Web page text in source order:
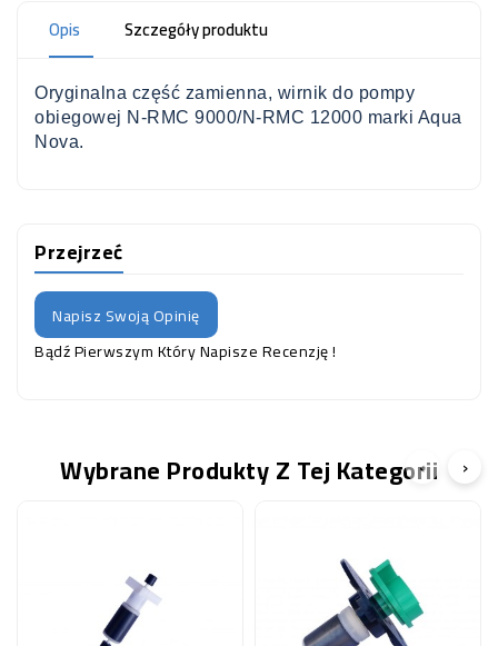
Opis Szczegóły produktu
Oryginalna część zamienna, wirnik do pompy
obiegowej N-RMC 9000/N-RMC 12000 marki Aqua
Nova.
Przejrzeć
Napisz Swoją Opinię
Bądź Pierwszym Który Napisze Recenzję !
Wybrane Produkty Z Tej Kategorii
‹ ›